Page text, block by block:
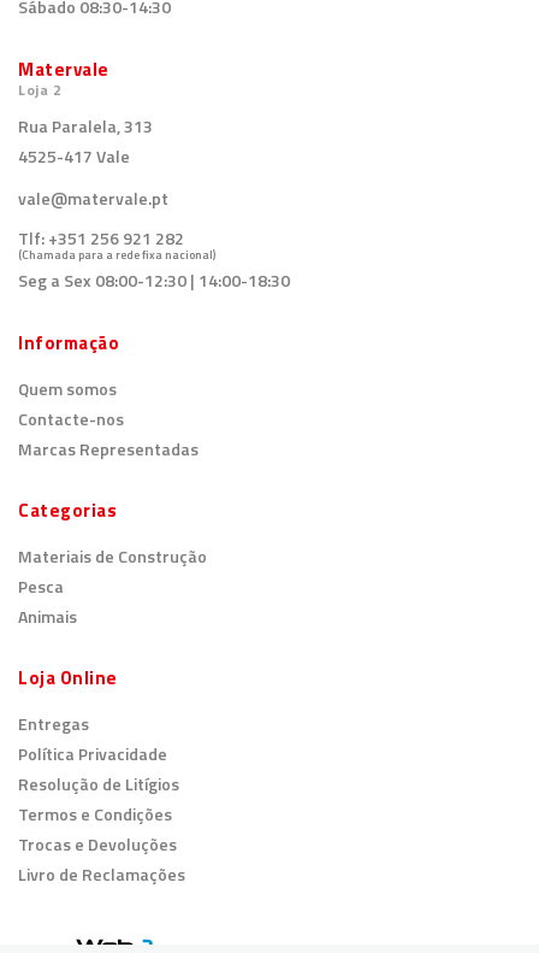
Rua Paralela, 313
4525-417 Vale
vale@matervale.pt
Tlf:+351 256 921 282
Seg a Sex 08:00-12:30 | 14:00-18:30
Quem somos
Contacte-nos
Marcas Representadas
Materiais de Construção
Pesca
Animais
Entregas
Política Privacidade
Resolução de Litígios
Termos e Condições
Trocas e Devoluções
Livro de Reclamações
Utilizamos cookies para melhorar o